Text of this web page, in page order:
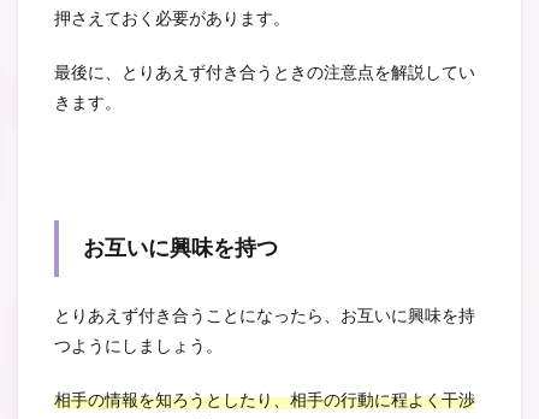
押さえておく必要があります。
最後に、とりあえず付き合うときの注意点を解説してい
きます。
お互いに興味を持つ
とりあえず付き合うことになったら、お互いに興味を持
つようにしましょう。
相手の情報を知ろうとしたり、相手の行動に程よく干渉